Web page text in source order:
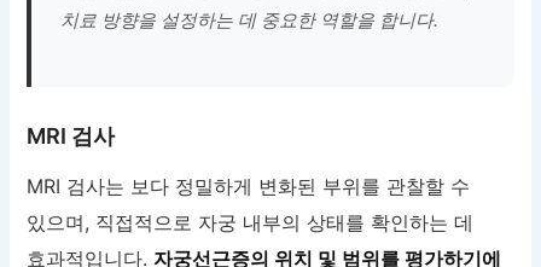
치료 방향을 설정하는 데 중요한 역할을 합니다.
MRI 검사
MRI 검사는 보다 정밀하게 변화된 부위를 관찰할 수
있으며, 직접적으로 자궁 내부의 상태를 확인하는 데
효과적입니다.자궁선근증의 위치 및 범위를 평가하기에